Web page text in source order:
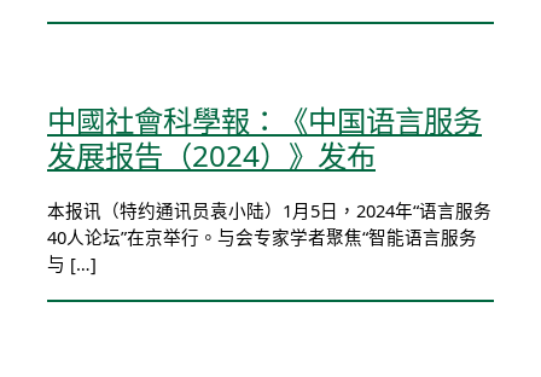
中國社會科學報：《中国语言服务
发展报告（2024）》发布
本报讯（特约通讯员袁小陆）1月5日，2024年“语言服务
40人论坛”在京举行。与会专家学者聚焦“智能语言服务
与 […]